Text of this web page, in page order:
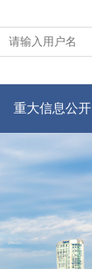
重大信息公开